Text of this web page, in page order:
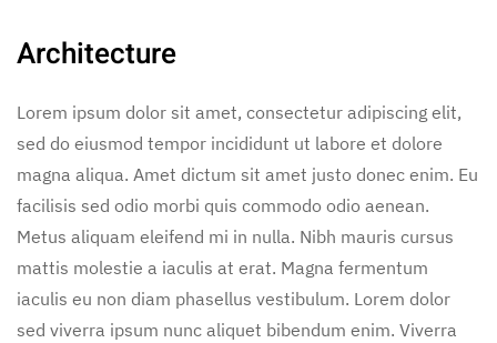
Architecture
Lorem ipsum dolor sit amet, consectetur adipiscing elit,
sed do eiusmod tempor incididunt ut labore et dolore
magna aliqua. Amet dictum sit amet justo donec enim. Eu
facilisis sed odio morbi quis commodo odio aenean.
Metus aliquam eleifend mi in nulla. Nibh mauris cursus
mattis molestie a iaculis at erat. Magna fermentum
iaculis eu non diam phasellus vestibulum. Lorem dolor
sed viverra ipsum nunc aliquet bibendum enim. Viverra